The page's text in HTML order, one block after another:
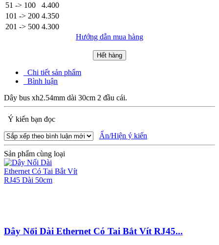
51 -> 100
4.400
101 -> 200 4.350
201 -> 500 4.300
Hướng dẫn mua hàng
Hết hàng
Chi tiết sản phẩm
Bình luận
Dây bus xh2.54mm dài 30cm 2 đầu cái.
Ý kiến bạn đọc
Ẩn/Hiện ý kiến
Sản phẩm cùng loại
Dây Nối Dài Ethernet Có Tai Bắt Vít RJ45...